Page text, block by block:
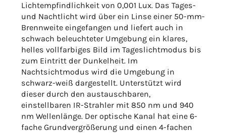
Lichtempfindlichkeit von 0,001 Lux. Das Tages-
und Nachtlicht wird über ein Linse einer 50-mm-
Brennweite eingefangen und liefert auch in
schwach beleuchteter Umgebung ein klares,
helles vollfarbiges Bild im Tageslichtmodus bis
zum Eintritt der Dunkelheit. Im
Nachtsichtmodus wird die Umgebung in
schwarz-weiß dargestellt. Unterstützt wird
dieser durch den austauschbaren,
einstellbaren IR-Strahler mit 850 nm und 940
nm Wellenlänge. Der optische Kanal hat eine 6-
fache Grundvergrößerung und einen 4-fachen